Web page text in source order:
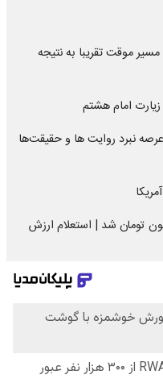
موقت تقریبا به نتیجه
زیارت امام هشتم
نبرد روایت ها و حقیقت‌ها
عدالت این برگه ها 10 میلیون تومان شد | استعلام ارزش